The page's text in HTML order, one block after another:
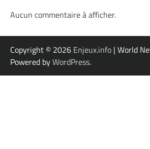
Aucun commentaire à afficher.
Copyright © 2026 Enjeux.info | World
Powered byWordPress.